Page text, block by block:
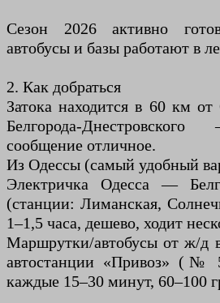
Сезон 2026 активно
автобусы и базы работают в
2. Как добраться
Затока находится в 60 км
Белгорода-
сообщение отличное.
Из Одессы (самый удобный
Электричка Одесса —
(станции: Лиманская,
1–1,5 часа, дешево, ходит
Маршрутки/автобусы от ж/д
автостанции «Привоз»
каждые 15–30 минут, 60–100